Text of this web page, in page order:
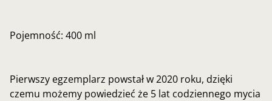
Pojemność: 400 ml
Pierwszy egzemplarz powstał w 2020 roku, dzięki
czemu możemy powiedzieć że 5 lat codziennego mycia